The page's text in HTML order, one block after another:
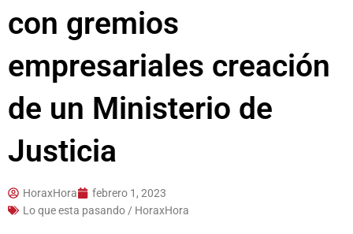
con gremios
empresariales creación
de un Ministerio de
Justicia
HoraxHora
febrero 1, 2023
Lo que esta pasando / HoraxHora